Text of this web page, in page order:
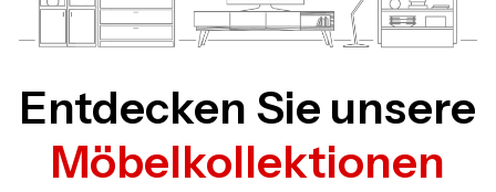
Entdecken Sie unsere
Möbelkollektionen